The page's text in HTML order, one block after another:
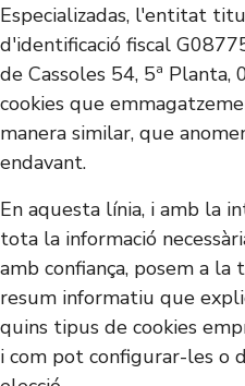
Especializadas, l'entitat
d'identificació fiscal
de Cassoles 54, 5ª Planta,
cookies que
manera similar, que
endavant.
En aquesta línia, i amb la
tota la informació
amb confiança, posem a
resum informatiu que
quins tipus de cookies
i com pot configurar-les o